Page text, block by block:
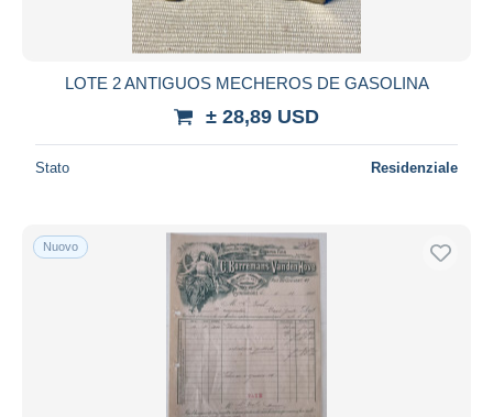
LOTE 2 ANTIGUOS MECHEROS DE GASOLINA
± 28,89 USD
Stato Residenziale
Nuovo